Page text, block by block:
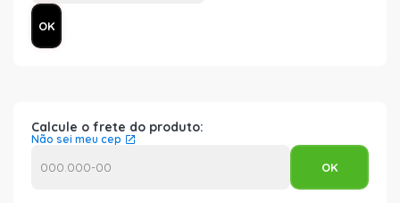
Calcule o frete do produto:
Não sei meu cep